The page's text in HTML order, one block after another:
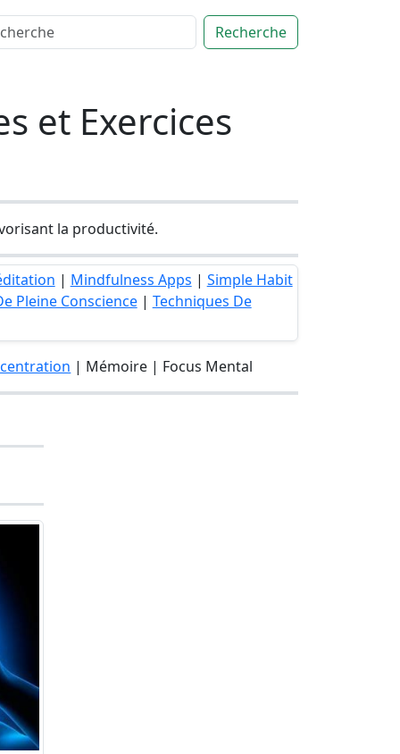
Recherche
et Exercices
la productivité.
| Mindfulness Apps | Simple Habit
Pleine Conscience| Techniques De
| Mémoire | Focus Mental